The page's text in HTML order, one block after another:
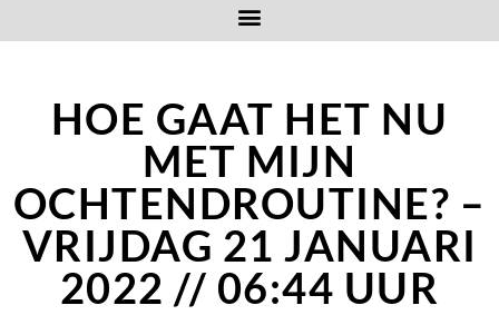
HOE GAAT HET NU
MET MIJN
OCHTENDROUTINE? –
VRIJDAG 21 JANUARI
2022 // 06:44 UUR